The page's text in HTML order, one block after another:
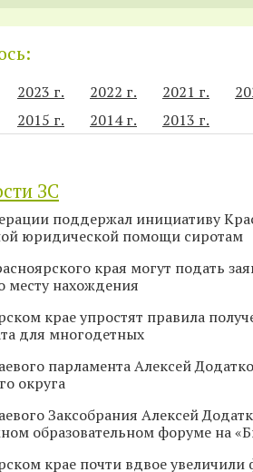
2023 г. 2022 г. 2021 г.
2015 г. 2014 г. 2013 г.
ЗС
поддержал инициативу
юридической помощи сиротам
края могут подать
месту нахождения
крае упростят правила
для многодетных
парламента Алексей
округа
Заксобрания Алексей
образовательном форуме на
крае почти вдвое